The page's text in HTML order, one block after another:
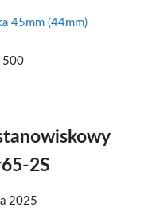
45mm (44mm)
500
2S
2025